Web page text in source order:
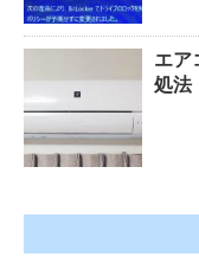
エア
処法